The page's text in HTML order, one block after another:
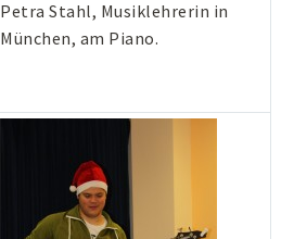
Petra Stahl, Musiklehrerin in
München, am Piano.